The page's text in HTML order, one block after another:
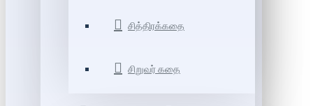
சித்திரக்கதை
சிறுவர் கதை